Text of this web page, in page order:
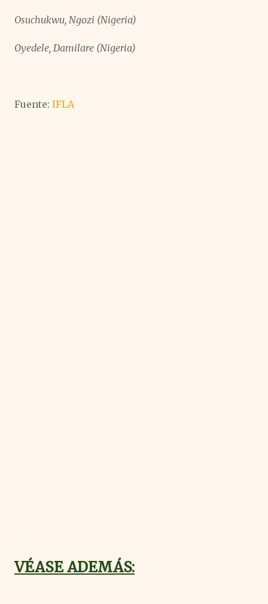
Osuchukwu, Ngozi (Nigeria)
Oyedele, Damilare (Nigeria)
Fuente: IFLA
VÉASE ADEMÁS: